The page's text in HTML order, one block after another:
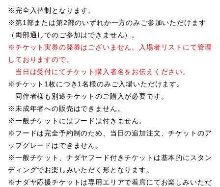
※完全入替制となります。
※第1部または第2部のいずれか一方のみご参加いただけます
（両部通しでのご参加はできません）。
※チケット実券の発券はございません。入場者リストにて管理
しておりますので、
当日は受付にてチケット購入者名をお伝えください。
※チケット1枚につき1名様のみご入場いただけます。
同伴者様も別途チケットのご購入が必要です。
※未成年者への販売はできません。
※一般チケットにはフードは付きません。
※フードは完全予約制のため、当日の追加注文、チケットのア
ップグレードはできません。
※一般チケット、ナダヤフード付きチケットは基本的にスタン
ディングでお楽しみいただく形となります。
※ナダヤ応援チケットは専用エリアで着席にてお楽しみいただ